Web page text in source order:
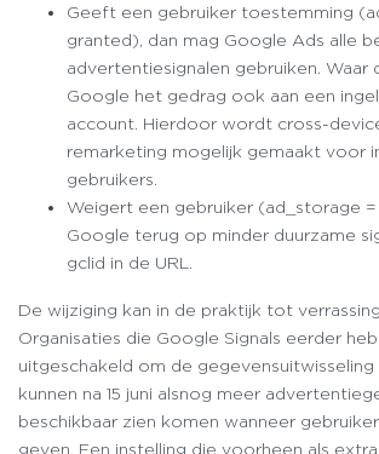
Geeft een gebruiker toestemming
granted), dan mag Google Ads alle
advertentiesignalen gebruiken. Waar
Google het gedrag ook aan een
account. Hierdoor wordt cross-
remarketing mogelijk gemaakt voor
gebruikers.
Weigert een gebruiker (ad_storage
Google terug op minder duurzame
gclid in de URL.
De wijziging kan in de praktijk tot
Organisaties die Google Signals eerder
uitgeschakeld om de gegevensuitwisseling
kunnen na 15 juni alsnog meer
beschikbaar zien komen wanneer
geven. Een instelling die voorheen als